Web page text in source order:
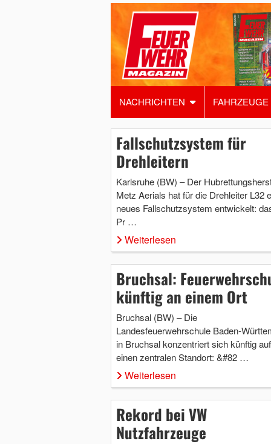
NACHRICHTEN FAHRZEUGE
Fallschutzsystem für
Drehleitern
Karlsruhe (BW) – Der
Metz Aerials hat für die Drehleiter L32
neues Fallschutzsystem entwickelt:
Pr …
Weiterlesen
Bruchsal:
künftig an einem Ort
Bruchsal (BW) – Die
Landesfeuerwehrschule Baden-
in Bruchsal konzentriert sich künftig auf
einen zentralen Standort: &#82 …
Weiterlesen
Rekord bei VW
Nutzfahrzeuge